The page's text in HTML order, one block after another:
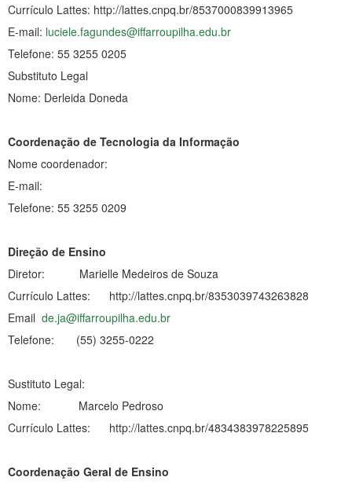
Currículo Lattes: http://lattes.cnpq.br/8537000839913965
E-mail: luciele.fagundes@iffarroupilha.edu.br
Telefone: 55 3255 0205
Substituto Legal
Nome: Derleida Doneda
Coordenação de Tecnologia da Informação
Nome coordenador:
E-mail:
Telefone: 55 3255 0209
Direção de Ensino
Diretor: Marielle Medeiros de Souza
Currículo Lattes: http://lattes.cnpq.br/8353039743263828
Email de.ja@iffarroupilha.edu.br
Telefone: (55) 3255-0222
Sustituto Legal:
Nome: Marcelo Pedroso
Currículo Lattes: http://lattes.cnpq.br/4834383978225895
Coordenação Geral de Ensino